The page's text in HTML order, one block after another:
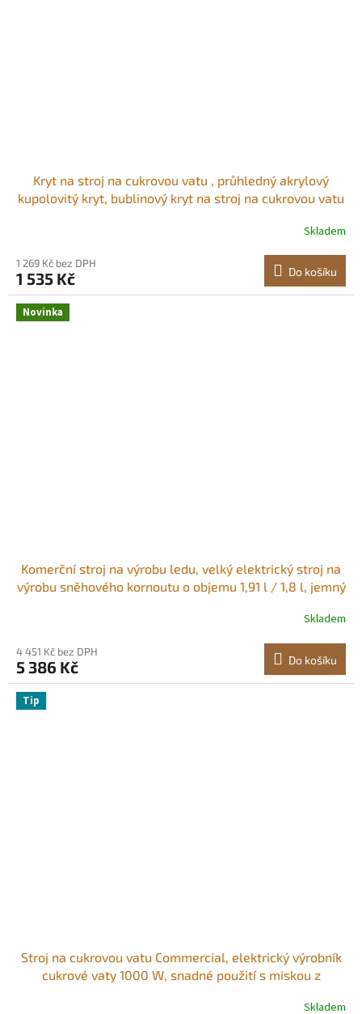
Kryt na stroj na cukrovou vatu , průhledný akrylový
kupolovitý kryt, bublinový kryt na stroj na cukrovou vatu
průměru 381 mm pro párty, obchody, design s drážkou
na drážce Udržuje čistotu<br/
Skladem
1 269 Kč bez DPH
1 535 Kč Do košíku
Novinka
Komerční stroj na výrobu ledu, velký elektrický stroj na
výrobu sněhového kornoutu o objemu 1,91 l / 1,8 l, jemný
výrobník ledových hoblin pro dezertní obchody, domácí
párty a restaurace, modrý<br/
Skladem
4 451 Kč bez DPH
5 386 Kč Do košíku
Tip
Stroj na cukrovou vatu Commercial, elektrický výrobník
cukrové vaty 1000 W, snadné použití s ​​miskou z
cukrovinky pro domácí dětské narozeniny, rodinné
Skladem